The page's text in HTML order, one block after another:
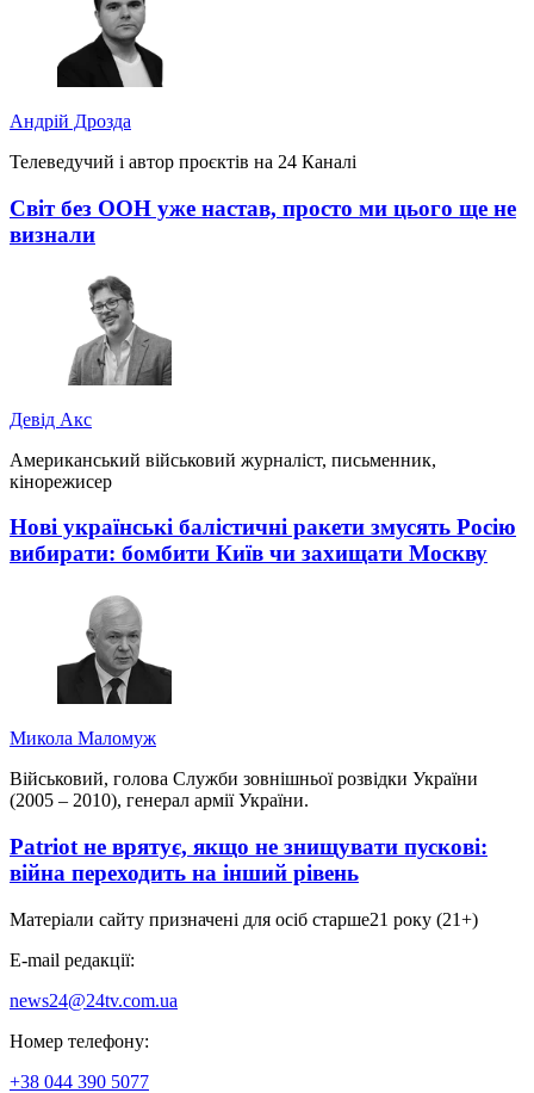
Андрій Дрозда
Телеведучий і автор проєктів на 24 Каналі
Світ без ООН уже настав, просто ми цього ще не
визнали
Девід Акс
Американський військовий журналіст, письменник,
кінорежисер
Нові українські балістичні ракети змусять Росію
вибирати: бомбити Київ чи захищати Москву
Микола Маломуж
Військовий, голова Служби зовнішньої розвідки України
(2005 – 2010), генерал армії України.
Patriot не врятує, якщо не знищувати пускові:
війна переходить на інший рівень
Матеріали сайту призначені для осіб старше21 року (21+)
E-mail редакції:
news24@24tv.com.ua
Номер телефону:
+38 044 390 5077